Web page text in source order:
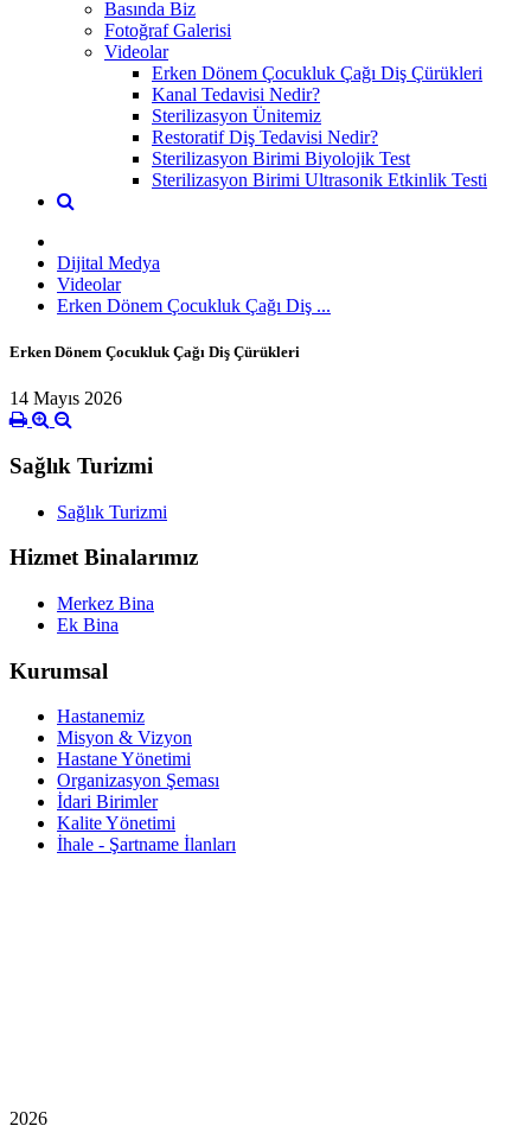
Basında Biz
Fotoğraf Galerisi
Videolar
Erken Dönem Çocukluk Çağı Diş Çürükleri
Kanal Tedavisi Nedir?
Sterilizasyon Ünitemiz
Restoratif Diş Tedavisi Nedir?
Sterilizasyon Birimi Biyolojik Test
Sterilizasyon Birimi Ultrasonik Etkinlik Testi
Dijital Medya
Videolar
Erken Dönem Çocukluk Çağı Diş ...
Erken Dönem Çocukluk Çağı Diş Çürükleri
14 Mayıs 2026
Sağlık Turizmi
Sağlık Turizmi
Hizmet Binalarımız
Merkez Bina
Ek Bina
Kurumsal
Hastanemiz
Misyon & Vizyon
Hastane Yönetimi
Organizasyon Şeması
İdari Birimler
Kalite Yönetimi
İhale - Şartname İlanları
2026